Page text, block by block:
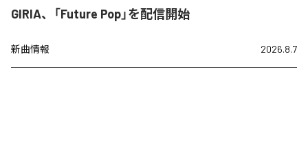
GIRIA、「Future Pop」を配信開始
新曲情報 2026.8.7